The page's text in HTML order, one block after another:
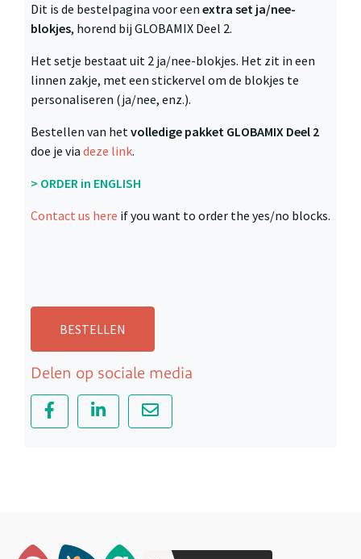
Dit is de bestelpagina voor een extra set ja/nee-
blokjes, horend bij GLOBAMIX Deel 2.
Het setje bestaat uit 2 ja/nee-blokjes. Het zit in een
linnen zakje, met een stickervel om de blokjes te
personaliseren (ja/nee, enz.).
Bestellen van hetvolledige pakket GLOBAMIX Deel 2
doe je via deze link.
> ORDER in ENGLISH
Contact us here if you want to order the yes/no blocks.
BESTELLEN
Delen op sociale media